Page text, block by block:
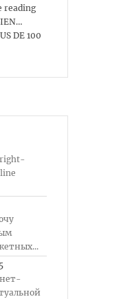
reading
DE 100
right-